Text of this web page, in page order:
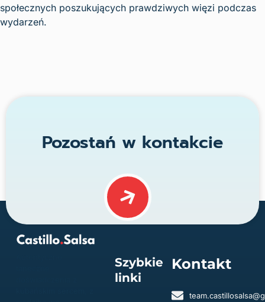
społecznych poszukujących prawdziwych więzi podczas
wydarzeń.
Pozostań w kontakcie
Szybkie
linki
Kontakt